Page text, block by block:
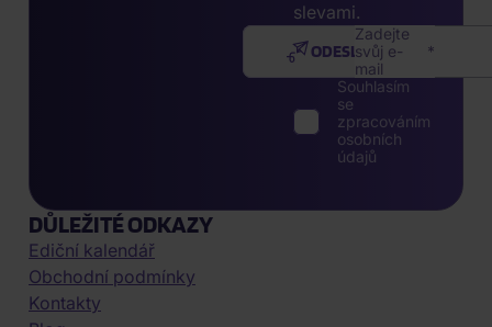
slevami.
Zadejte
svůj e-
mail
ODESLAT
Souhlasím
se
zpracováním
osobních
údajů
DŮLEŽITÉ ODKAZY
Ediční kalendář
Obchodní podmínky
Kontakty